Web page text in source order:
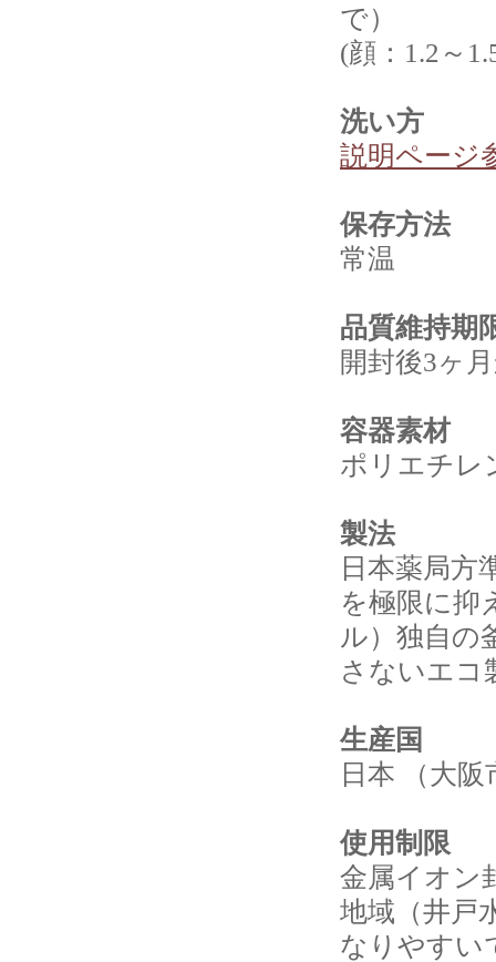
で）
(顔：1.2～
洗い方
説明ページ
保存方法
常温
品質維持期
開封後3ヶ
容器素材
ポリエチレ
製法
日本薬局方
を極限に抑
ル）独自の
さないエコ
生産国
日本 （大阪
使用制限
金属イオン
地域（井戸
なりやすい